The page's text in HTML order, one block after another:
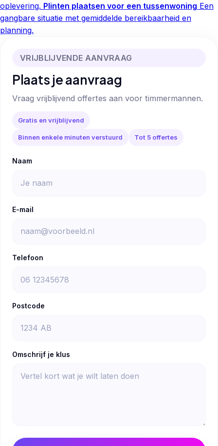
oplevering. Plinten plaatsen voor een tussenwoning Een
gangbare situatie met gemiddelde bereikbaarheid en
planning.
VRIJBLIJVENDE AANVRAAG
Plaats je aanvraag
Vraag vrijblijvend offertes aan voor timmermannen.
Gratis en vrijblijvend
Binnen enkele minuten verstuurd Tot 5 offertes
Naam
E-mail
Telefoon
Postcode
Omschrijf je klus